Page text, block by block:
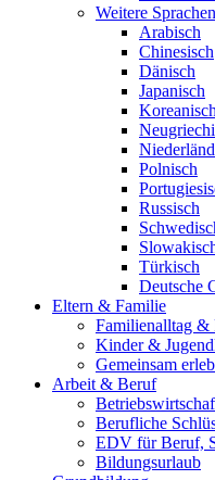
Weitere Sprachen
Arabisch
Chinesisch
Dänisch
Japanisch
Koreanisch
Polnisch
Russisch
Türkisch
Deutsche
Eltern & Familie
Familienalltag &
Kinder &
Gemeinsam
Arbeit & Beruf
Berufliche
EDV für Beruf,
Bildungsurlaub